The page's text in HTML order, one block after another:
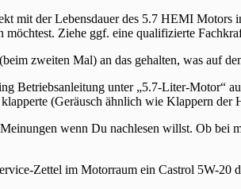
mit der Lebensdauer des 5.7 HEMI Motors
möchtest. Ziehe ggf. eine qualifizierte
zweiten Mal) an das gehalten, was auf
Betriebsanleitung unter „5.7-Liter-Motor“
(Geräusch ähnlich wie Klappern
wenn Du nachlesen willst. Ob
Zettel im Motorraum ein Castrol 5W-20